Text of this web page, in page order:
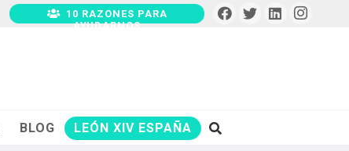
10 RAZONES PARA
AYUDARNOS
BLOG LEÓN XIV ESPAÑA